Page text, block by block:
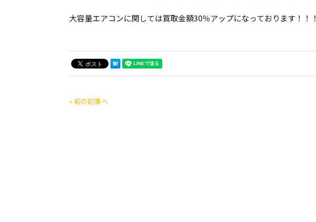
大容量エアコンに関しては買取金額30％アップになっております！！！
« 前の記事へ